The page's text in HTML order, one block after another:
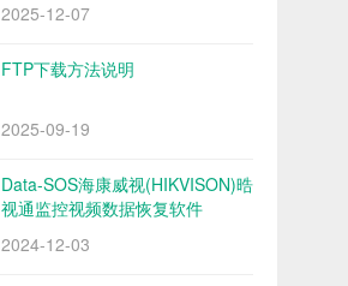
2025-12-07
FTP下载方法说明
2025-09-19
Data-SOS海康威视(HIKVISON)晧
视通监控视频数据恢复软件
2024-12-03